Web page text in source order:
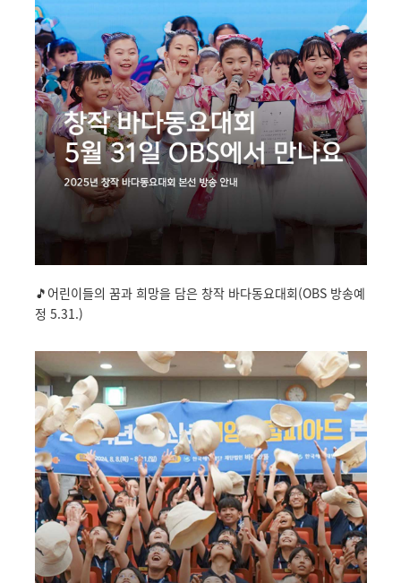
🎵어린이들의 꿈과 희망을 담은 창작 바다동요대회(OBS 방송예
정 5.31.)